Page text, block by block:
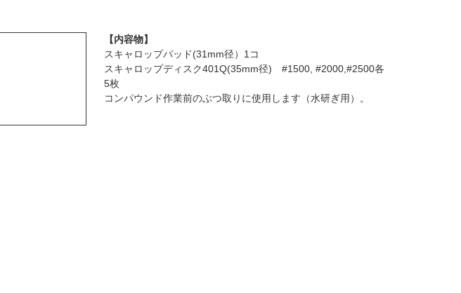
【内容物】
スキャロップパッド(31mm径）1コ
スキャロップディスク401Q(35mm径) #1500, #2000,#2500各
5枚
コンパウンド作業前のぶつ取りに使用します（水研ぎ用）。